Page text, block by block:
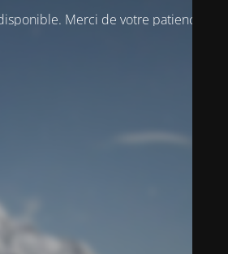
Merci de votre patience !